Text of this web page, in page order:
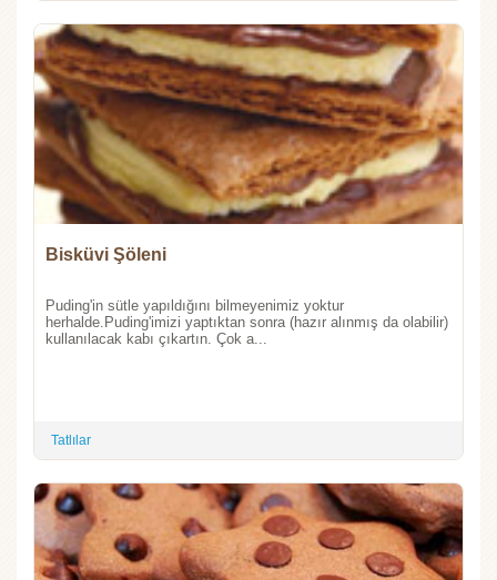
Bisküvi Şöleni
Puding'in sütle yapıldığını bilmeyenimiz yoktur
herhalde.Puding'imizi yaptıktan sonra (hazır alınmış da olabilir)
kullanılacak kabı çıkartın. Çok a...
Tatlılar